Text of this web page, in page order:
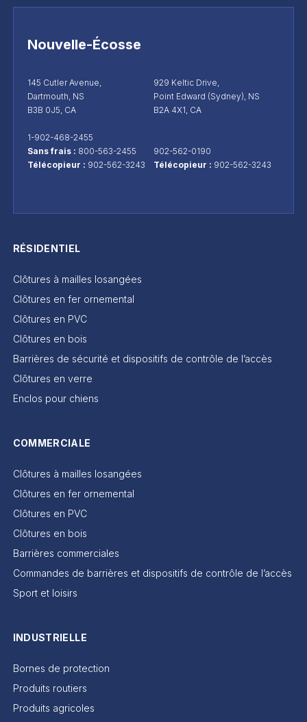
Nouvelle-Écosse
145 Cutler Avenue,
Dartmouth, NS
B3B 0J5, CA
929 Keltic Drive,
Point Edward (Sydney), NS
B2A 4X1, CA
1-902-468-2455
Sans frais : 800-563-2455
Télécopieur : 902-562-3243
902-562-0190
Télécopieur : 902-562-3243
RÉSIDENTIEL
Clôtures à mailles losangées
Clôtures en fer ornemental
Clôtures en PVC
Clôtures en bois
Barrières de sécurité et dispositifs de contrôle de l’accès
Clôtures en verre
Enclos pour chiens
COMMERCIALE
Clôtures à mailles losangées
Clôtures en fer ornemental
Clôtures en PVC
Clôtures en bois
Barrières commerciales
Commandes de barrières et dispositifs de contrôle de l’accès
Sport et loisirs
INDUSTRIELLE
Bornes de protection
Produits routiers
Produits agricoles